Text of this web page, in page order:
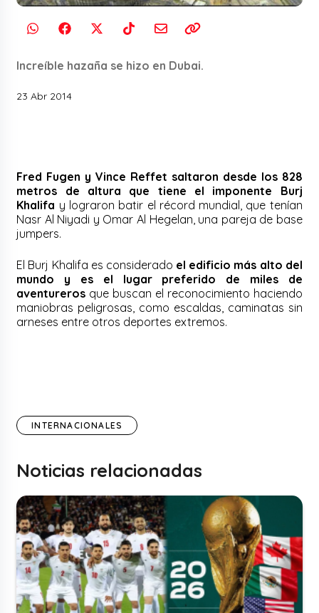
Increíble hazaña se hizo en Dubai.
23 Abr 2014
Fred Fugen y Vince Reffet saltaron desde los 828
metros de altura que tiene el imponente Burj
Khalifa y lograron batir el récord mundial, que tenían
Nasr Al Niyadi y Omar Al Hegelan, una pareja de base
jumpers.
El Burj Khalifa es considerado el edificio más alto del
mundo y es el lugar preferido de miles de
aventureros que buscan el reconocimiento haciendo
maniobras peligrosas, como escaldas, caminatas sin
arneses entre otros deportes extremos.
INTERNACIONALES
Noticias relacionadas